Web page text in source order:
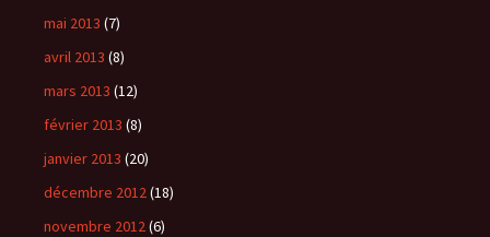
mai 2013 (7)
avril 2013 (8)
mars 2013 (12)
février 2013 (8)
janvier 2013 (20)
décembre 2012(18)
novembre 2012(6)